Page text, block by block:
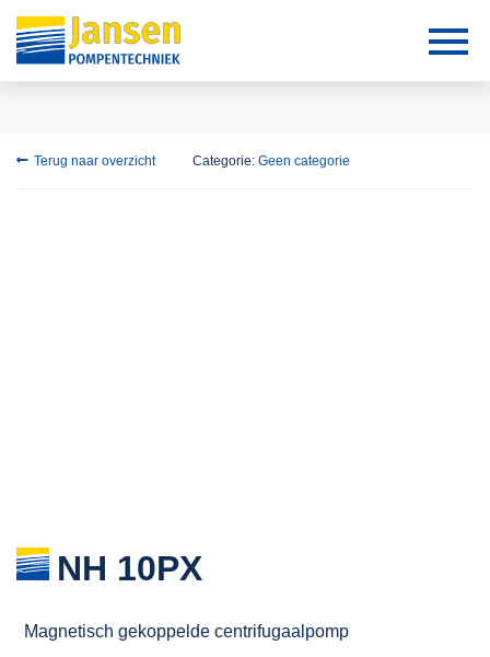
Terug naar overzicht Categorie: Geen categorie
NH 10PX
Magnetisch gekoppelde centrifugaalpomp